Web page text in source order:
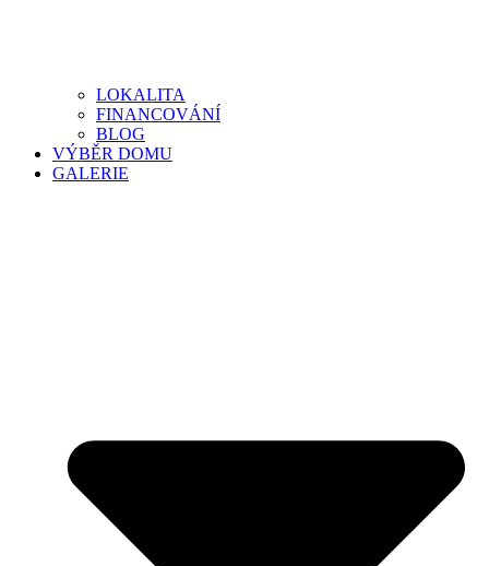
LOKALITA
FINANCOVÁNÍ
BLOG
VÝBĚR DOMU
GALERIE